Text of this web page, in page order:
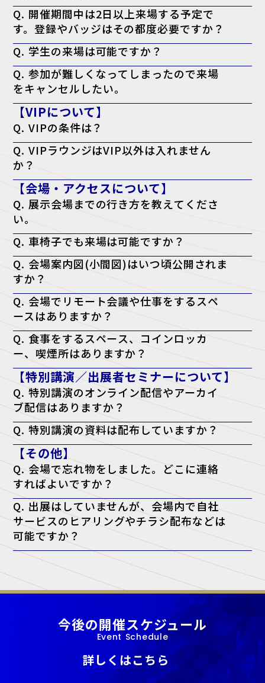
いたします。
Q. 開催期間中は2日以上来場する予定で
す。登録やバッジはその都度必要ですか？
て何度でもご入場いただけます。
Q. 学生の来場は可能ですか？
中の方や、業界への就職をご検討中の学生の方はご来場いただけます。
Q. 参加が難しくなってしまったので来場
をキャンセルしたい。
て結構です。
【VIPについて】
Q. VIPの条件は？
ている方が対象となります。
Q. VIPラウンジはVIP以外は入れません
か？
A. はい。ただし、VIPの同行者の方はご一緒に利用される場合のみ可能
です。
【会場・アクセスについて】
Q. 展示会場までの行き方を教えてくださ
い。
A. アクセスページよりご確認ください。
アクセスページはこちら
Q. 車椅子でも来場は可能ですか？
A. はい、可能です。会場内はバリアフリー対応となっております。
Q. 会場案内図(小間図)はいつ頃公開されま
すか？
A. 開催日の前週に、公式サイトにて公開予定です。
Q. 会場でリモート会議や仕事をするスペ
ースはありますか？
A. はい。会場内に無料の「テレワークラウンジ」をご用意しておりま
すので、そちらをご利用ください。
Q. 食事をするスペース、コインロッカ
ー、喫煙所はありますか？
A. はい。会場となる施設内に、飲食店・コンビニ・コインロッカー・
喫煙所がございます。詳しくは会場施設のウェブサイトをご確認くださ
い。【特別講演／出展者セミナーについて】
Q. 特別講演のオンライン配信やアーカイ
ブ配信はありますか？
A. 申し訳ございませんが、配信は行っておりません。当日、現地会場
でのご聴講のみとなります。
Q. 特別講演の資料は配布していますか？
A. 原則として資料配布は行っておりません。ただし、チケットに「資
料配布対象」と記載がある講演に限り、アンケート回答者へ配布いたし
ます。（※講師の都合により配布できない場合もございます）
【その他】
Q. 会場で忘れ物をしました。どこに連絡
すればよいですか？
A. 忘れ物に関しては、会場となった施設へ直接お問い合わせをお願い
いたします。
Q. 出展はしていませんが、会場内で自社
サービスのヒアリングやチラシ配布などは
可能ですか？
A. 当展示会では、正規出展者様以外の許可のない営業・宣伝活動を一
切禁止しております。
今後の開催スケジュール
Event Schedule
詳しくはこちら